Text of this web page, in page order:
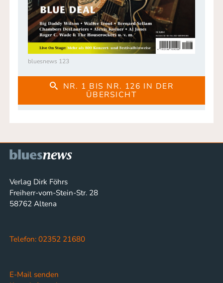
bluesnews 123
NR. 1 BIS NR. 126 IN DER
ÜBERSICHT
Verlag Dirk Föhrs
Freiherr-vom-Stein-Str. 28
58762 Altena
Telefon: 02352 21680
E-Mail senden